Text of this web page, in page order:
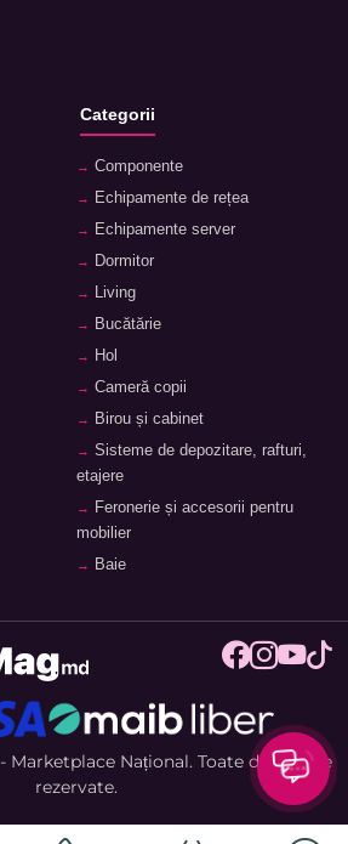
Categorii
Componente
Echipamente de rețea
Echipamente server
Dormitor
Living
Bucătărie
Hol
Cameră copii
Birou și cabinet
Sisteme de depozitare, rafturi,
etajere
Feronerie și accesorii pentru
mobilier
Baie
- Marketplace Național. Toate drepturile
rezervate.